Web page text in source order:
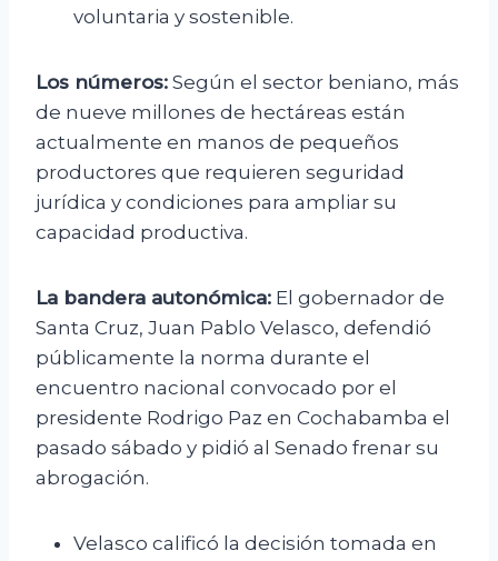
voluntaria y sostenible.
Los números: Según el sector beniano, más
de nueve millones de hectáreas están
actualmente en manos de pequeños
productores que requieren seguridad
jurídica y condiciones para ampliar su
capacidad productiva.
La bandera autonómica: El gobernador de
Santa Cruz, Juan Pablo Velasco, defendió
públicamente la norma durante el
encuentro nacional convocado por el
presidente Rodrigo Paz en Cochabamba el
pasado sábado y pidió al Senado frenar su
abrogación.
Velasco calificó la decisión tomada en